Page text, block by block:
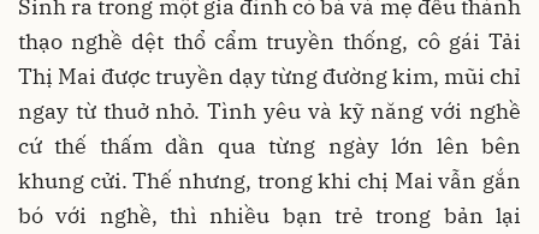
Sinh ra trong một gia đình có bà và mẹ đều thành
thạo nghề dệt thổ cẩm truyền thống, cô gái Tải
Thị Mai được truyền dạy từng đường kim, mũi chỉ
ngay từ thuở nhỏ. Tình yêu và kỹ năng với nghề
cứ thế thấm dần qua từng ngày lớn lên bên
khung cửi. Thế nhưng, trong khi chị Mai vẫn gắn
bó với nghề, thì nhiều bạn trẻ trong bản lại